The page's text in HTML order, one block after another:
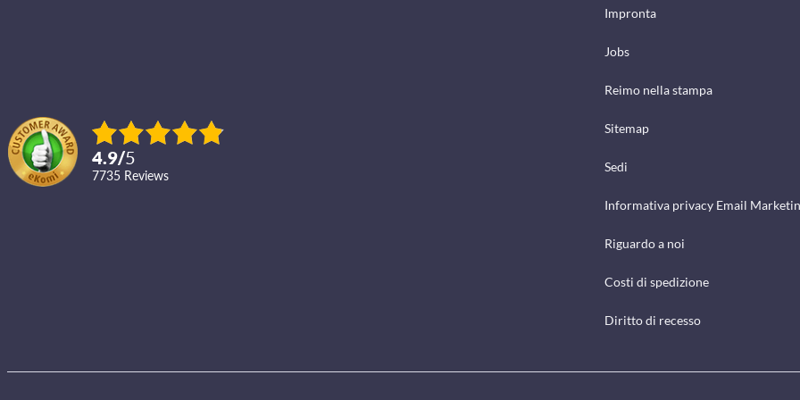
4.9/5
7735 reviews
Impronta
Jobs
Reimo nella stampa
Sitemap
Sedi
Informativa privacy Email
Riguardo a noi
Costi di spedizione
Diritto di recesso